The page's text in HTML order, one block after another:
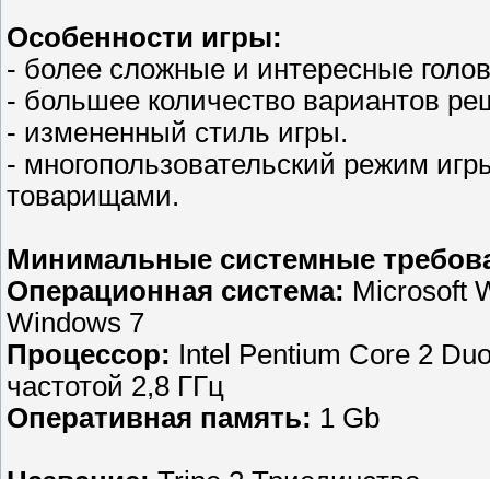
Особенности игры:
- более сложные и интересные
- большее количество вариантов
- измененный стиль игры.
- многопользовательский режим
товарищами.
Минимальные системные
Операционная система: Microsoft
Windows 7
Процессор: Intel Pentium Core 2
частотой 2,8 ГГц
Оперативная память: 1 Gb